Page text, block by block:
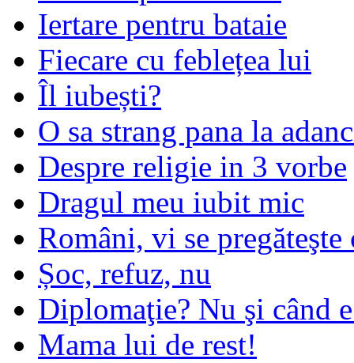
Iertare pentru bataie
Fiecare cu feblețea lui
Îl iubești?
O sa strang pana la
Despre religie in 3 vorbe
Dragul meu iubit mic
Români, vi se pregăteşte
Șoc, refuz, nu
Diplomaţie? Nu şi când
Mama lui de rest!